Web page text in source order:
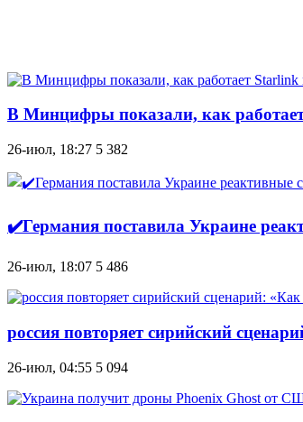
В Минцифры показали, как
26-июл, 18:27 5 382
✔️Германия поставила Украине
26-июл, 18:07 5 486
россия повторяет сирийский
26-июл, 04:55 5 094